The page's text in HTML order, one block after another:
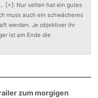
... [+] : Nur selten hat ein gutes
muss auch ein schwächeres
werden. Je objektiver ihr
ist am Ende die
zum morgigen